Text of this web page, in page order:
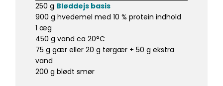
250 g Bløddejs basis
900 g hvedemel med 10 % protein indhold
1 æg
450 g vand ca 20°C
75 g gær eller 20 g tørgær + 50 g ekstra
vand
200 g blødt smør